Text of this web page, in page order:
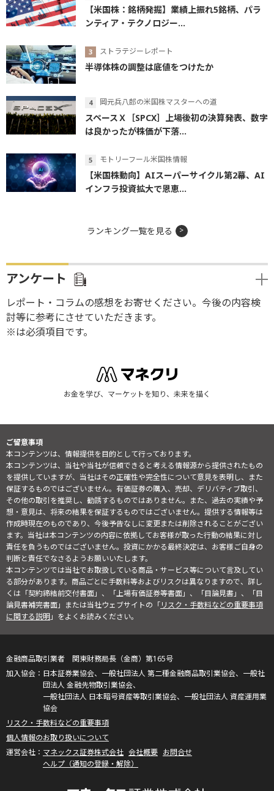
【米国株：銘柄発掘】業績上振れ5銘柄、パラ
ンティア・テクノロジー...
ストラテジーレポート
半導体株の調整は底値をつけたか
岡元兵八郎の米国株マスターへの道
スペースＸ［SPCX］上場後初の決算発表、数字
は良かったが株価が下落...
モトリーフール米国株情報
【米国株動向】AIスーパーサイクル第2幕、AI
インフラ投資拡大で恩恵...
ランキング一覧を見る
アンケート
レポート・コラムの感想をお寄せください。今後の内容検
討等に参考にさせていただきます。
※は必須項目です。
お金を学び、マーケットを知り、未来を描く
ご留意事項
本コンテンツは、情報提供を目的として行っております。
本コンテンツは、当社や当社が信頼できると考える情報源から提供されたもの
を提供していますが、当社はその正確性や完全性について意見を表明し、また
保証するものではございません。有価証券の購入、売却、デリバティブ取引、
その他の取引を推奨し、勧誘するものではありません。また、過去の実績や予
想・意見は、将来の結果を保証するものではございません。提供する情報等は
作成時現在のものであり、今後予告なしに変更または削除されることがござい
ます。当社は本コンテンツの内容に依拠してお客様が取った行動の結果に対し
責任を負うものではございません。投資にかかる最終決定は、お客様ご自身の
判断と責任でなさるようお願いいたします。
本コンテンツでは当社でお取扱している商品・サービス等について言及してい
る部分があります。商品ごとに手数料等およびリスクは異なりますので、詳し
くは「契約締結前交付書面」、「上場有価証券等書面」、「目論見書」、「目
論見書補完書面」または当社ウェブサイトの「リスク・手数料などの重要事項
に関する説明」をよくお読みください。
金融商品取引業者 関東財務局長（金商）第165号
日本証券業協会、一般社団法人 第二種金融商品取引業協会、一般社
団法人 金融先物取引業協会、
一般社団法人 日本暗号資産等取引業協会、一般社団法人 資産運用業
協会
リスク・手数料などの重要事項
個人情報のお取り扱いについて
マネックス証券株式会社 会社概要 お問合せ
ヘルプ（通知の登録・解除）